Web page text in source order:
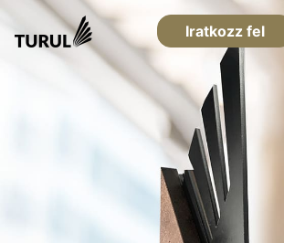
Iratkozz fel